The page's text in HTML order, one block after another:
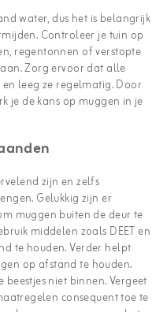
water, dus het is belangrijk
Controleer je tuin op
regentonnen of verstopte
Zorg ervoor dat alle
leeg ze regelmatig. Door
je de kans op muggen in je
zijn en zelfs
Gelukkig zijn er
muggen buiten de deur te
middelen zoals DEET en
te houden. Verder helpt
op afstand te houden.
niet binnen. Vergeet
consequent toe te